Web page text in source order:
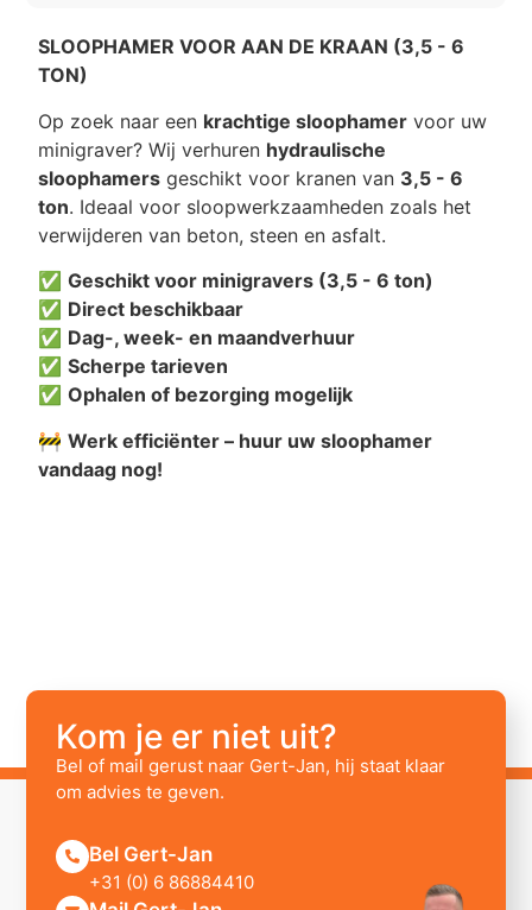
SLOOPHAMER VOOR AAN DE KRAAN (3,5 - 6
TON)
Op zoek naar een krachtige sloophamer voor uw
minigraver? Wij verhuren hydraulische
sloophamers geschikt voor kranen van 3,5 - 6
ton. Ideaal voor sloopwerkzaamheden zoals het
verwijderen van beton, steen en asfalt.
✅Geschikt voor minigravers (3,5 - 6 ton)
✅ Direct beschikbaar
✅ Dag-, week- en maandverhuur
✅Scherpe tarieven
✅Ophalen of bezorging mogelijk
🚧Werk efficiënter – huur uw sloophamer
vandaag nog!
Kom je er niet uit?
Bel of mail gerust naar Gert-Jan, hij staat klaar
om advies te geven.
Bel Gert-Jan
+31 (0) 6 86884410